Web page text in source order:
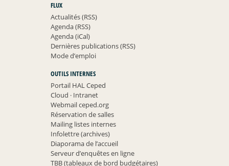
FLUX
Actualités (RSS)
Agenda (RSS)
Agenda (iCal)
Dernières publications (RSS)
Mode d’emploi
OUTILS INTERNES
Portail HAL Ceped
Cloud ·Intranet
Webmail ceped.org
Réservation de salles
Mailing listes internes
Infolettre (archives)
Diaporama de l’accueil
Serveur d’enquêtes en ligne
TBB (tableaux de bord budgétaires)